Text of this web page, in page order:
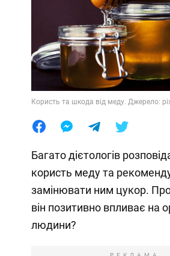
Лайфхаки
Користь та шкода від меду. Джерело:
Багато дієтологів
користь меду та
замінювати ним цукор.
він позитивно впливає на
людини?